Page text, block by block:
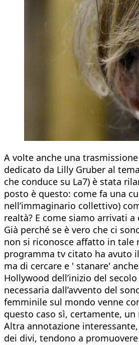
A volte anche una
dedicato da Lilly Gruber al
che conduce su La7) è stata
posto è questo: come fa una
nell’immaginario collettivo)
realtà? E come siamo arrivati
Già perché se è vero che ci
non si riconosce affatto in
programma tv citato ha avuto
ma di cercare e ' stanare'
Hollywood dell’inizio del
necessaria dall’avvento del
femminile sul mondo venne
questo caso sì, certamente,
Altra annotazione
dei divi, tendono a